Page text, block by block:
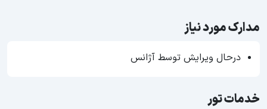
مدارک مورد نیاز
درحال ویرایش توسط آژانس
خدمات تور